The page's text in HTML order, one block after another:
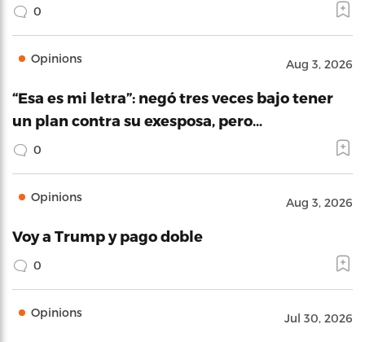
0
Opinions Aug 3, 2026
“Esa es mi letra”: negó tres veces bajo tener
un plan contra su exesposa, pero…
0
Opinions Aug 3, 2026
Voy a Trump y pago doble
0
Opinions Jul 30, 2026